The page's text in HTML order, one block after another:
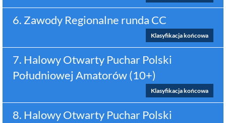
6. Zawody Regionalne runda CC
Klasyfikacja końcowa
7. Halowy Otwarty Puchar Polski
Południowej Amatorów (10+)
Klasyfikacja końcowa
8. Halowy Otwarty Puchar Polski